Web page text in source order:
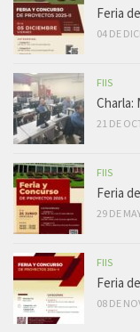
Feria
04 DE
FIIS
Charla:
21 DE
FIIS
Feria
29 DE
FIIS
Feria
08 DE